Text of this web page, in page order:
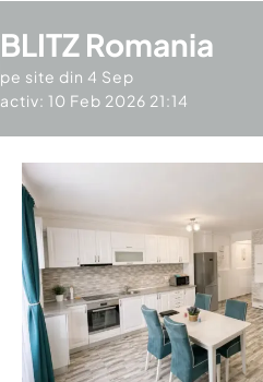
BLITZ Romania
pe site din 4 Sep
activ: 10 Feb 2026 21:14